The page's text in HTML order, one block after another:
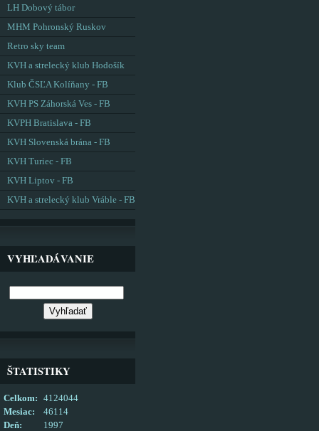
LH Dobový tábor
MHM Pohronský Ruskov
Retro sky team
KVH a strelecký klub Hodošík
Klub ČSĽA Kolíňany - FB
KVH PS Záhorská Ves - FB
KVPH Bratislava - FB
KVH Slovenská brána - FB
KVH Turiec - FB
KVH Liptov - FB
KVH a strelecký klub Vráble - FB
VYHĽADÁVANIE
ŠTATISTIKY
Celkom:
4124044
Mesiac:
46114
Deň:
1997